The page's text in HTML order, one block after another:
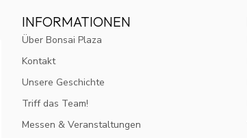
INFORMATIONEN
Über Bonsai Plaza
Kontakt
Unsere Geschichte
Triff das Team!
Messen & Veranstaltungen